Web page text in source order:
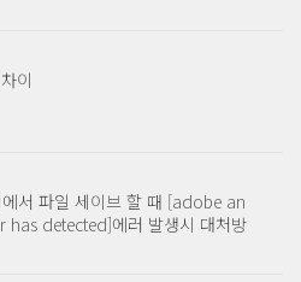
이
서 파일 세이브 할 때 [adobe an
detected]에러 발생시 대처방